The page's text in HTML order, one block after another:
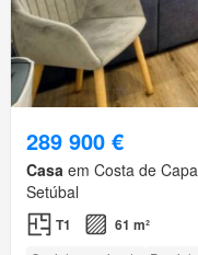
289 900 €
Casa em Costa de
Setúbal
T1 61 m²